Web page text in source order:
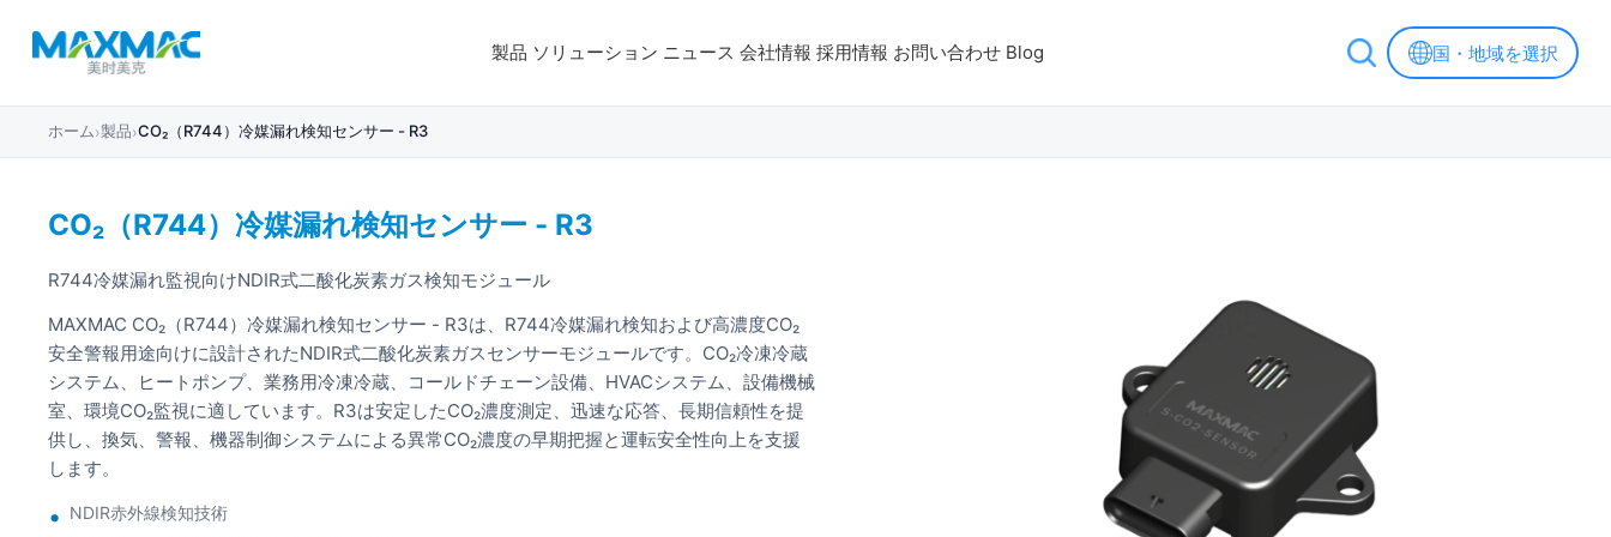
製品 ソリューション ニュース 会社情報 採用情報 お問い合わせ Blog 国・地域を選択
ホーム›製品›CO₂（R744）冷媒漏れ検知センサー - R3
CO₂（R744）冷媒漏れ検知センサー - R3
R744冷媒漏れ監視向けNDIR式二酸化炭素ガス検知モジュール
MAXMAC CO₂（R744）冷媒漏れ検知センサー - R3は、R744冷媒漏れ検知および高濃度CO₂
安全警報用途向けに設計されたNDIR式二酸化炭素ガスセンサーモジュールです。CO₂冷凍冷蔵
システム、ヒートポンプ、業務用冷凍冷蔵、コールドチェーン設備、HVACシステム、設備機械
室、環境CO₂監視に適しています。R3は安定したCO₂濃度測定、迅速な応答、長期信頼性を提
供し、換気、警報、機器制御システムによる異常CO₂濃度の早期把握と運転安全性向上を支援
します。
NDIR赤外線検知技術